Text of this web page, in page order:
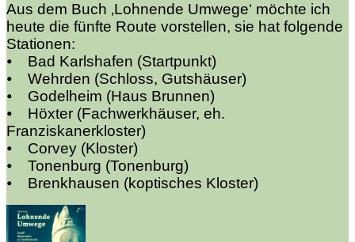
Aus dem Buch ‚Lohnende Umwege‘ möchte ich
heute die fünfte Route vorstellen, sie hat folgende
Stationen:
⦁ Bad Karlshafen (Startpunkt)
⦁ Wehrden (Schloss, Gutshäuser)
⦁ Godelheim (Haus Brunnen)
⦁ Höxter (Fachwerkhäuser, eh.
Franziskanerkloster)
⦁ Corvey (Kloster)
⦁ Tonenburg (Tonenburg)
⦁ Brenkhausen (koptisches Kloster)